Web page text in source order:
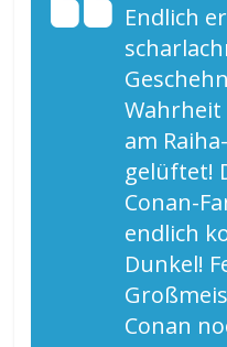
Endlich
am
gelüftet!
Conan-
endlich
Dunkel!
Conan